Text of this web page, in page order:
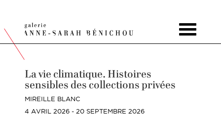
Toggle
La vie climatique. Histoires
sensibles des collections privées
MIREILLE BLANC
4 AVRIL 2026 - 20 SEPTEMBRE 2026